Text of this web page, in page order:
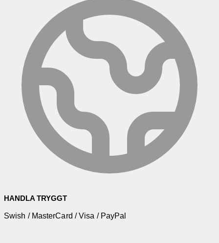
HANDLA TRYGGT
Swish / MasterCard / Visa / PayPal